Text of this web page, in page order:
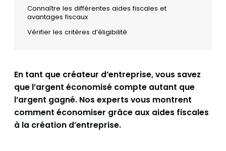
Connaître les différentes aides fiscales et
avantages fiscaux
Vérifier les critères d’éligibilité
En tant que créateur d’entreprise, vous savez
que l’argent économisé compte autant que
l’argent gagné. Nos experts vous montrent
comment économiser grâce aux aides fiscales
à la création d’entreprise.